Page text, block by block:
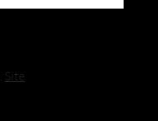
Site